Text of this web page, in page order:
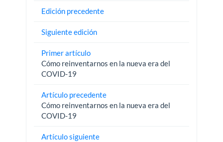
Edición precedente
Siguiente edición
Primer artículo
Cómo reinventarnos en la nueva era del
COVID-19
Artículo precedente
Cómo reinventarnos en la nueva era del
COVID-19
Artículo siguiente